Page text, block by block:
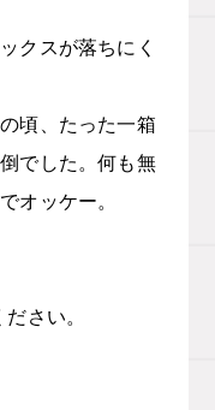
クスが落ちにく
頃、たった一箱
でした。何も無
オッケー。
さい。